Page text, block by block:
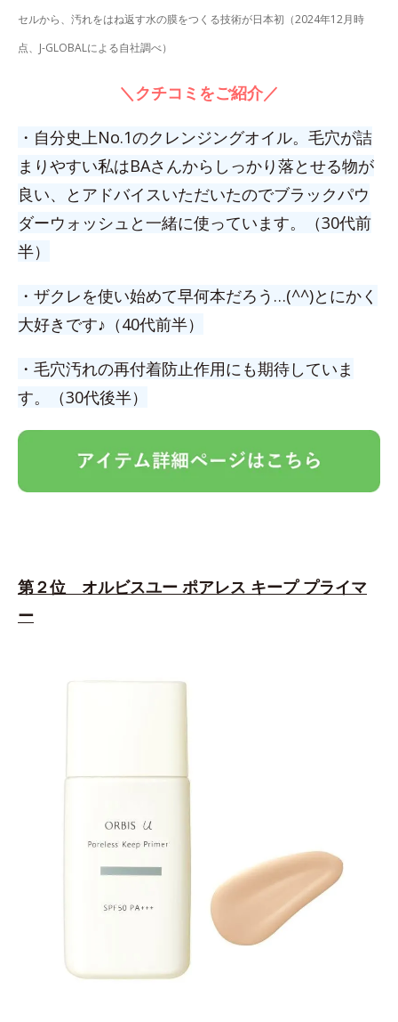
セルから、汚れをはね返す水の膜をつくる技術が日本初（2024年12月時
点、J-GLOBALによる自社調べ）
＼クチコミをご紹介／
・自分史上No.1のクレンジングオイル。毛穴が詰
まりやすい私はBAさんからしっかり落とせる物が
良い、とアドバイスいただいたのでブラックパウ
ダーウォッシュと一緒に使っています。（30代前
半）
・ザクレを使い始めて早何本だろう…(^^)とにかく
大好きです♪（40代前半）
・毛穴汚れの再付着防止作用にも期待していま
す。（30代後半）
第２位 オルビスユー ポアレス キープ プライマ
ー